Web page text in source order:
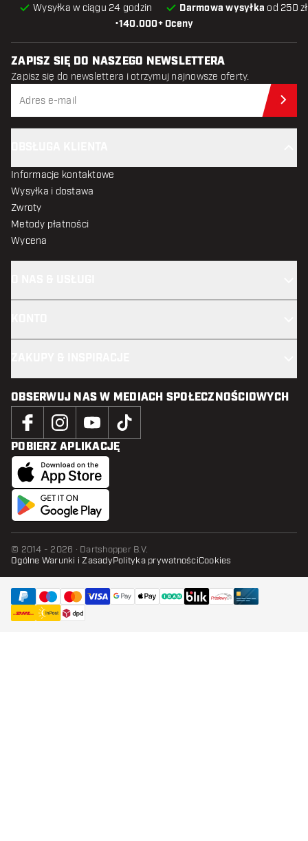
•140.000+ Oceny
Wysyłka w ciągu 24 godzin Darmowa wysyłka od 250
ZAPISZ SIĘ DO NASZEGO NEWSLETTERA
Zapisz się do newslettera i otrzymuj najnowsze oferty.
Informacje kontaktowe
Wysyłka i dostawa
Zwroty
Metody płatności
Wycena
OBSERWUJ NAS W MEDIACH SPOŁECZNOŚCIOWYCH
POBIERZ APLIKACJĘ
© 2014 - 2026 · Dartshopper B.V.
Ogólne Warunki i ZasadyPolityka prywatnościCookies